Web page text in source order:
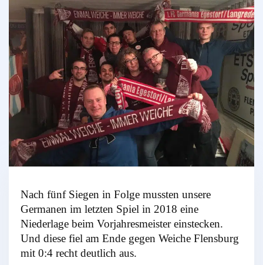
Nach fünf Siegen in Folge mussten unsere
Germanen im letzten Spiel in 2018 eine
Niederlage beim Vorjahresmeister einstecken.
Und diese fiel am Ende gegen Weiche Flensburg
mit 0:4 recht deutlich aus.